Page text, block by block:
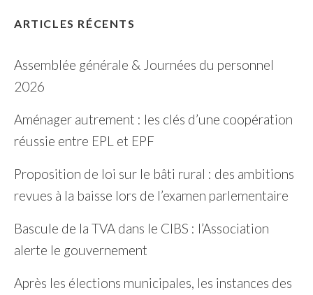
ARTICLES RÉCENTS
Assemblée générale & Journées du personnel
2026
Aménager autrement : les clés d’une coopération
réussie entre EPL et EPF
Proposition de loi sur le bâti rural : des ambitions
revues à la baisse lors de l’examen parlementaire
Bascule de la TVA dans le CIBS : l’Association
alerte le gouvernement
Après les élections municipales, les instances des